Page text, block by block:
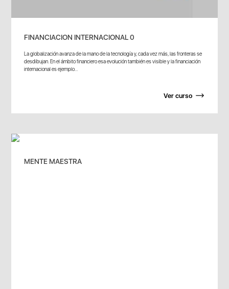
FINANCIACION INTERNACIONAL 0
La globalización avanza de la mano de la tecnología y, cada vez más, las fronteras se
desdibujan. En el ámbito financiero esa evolución también es visible y la financiación
internacional es ejemplo...
Ver curso
MENTE MAESTRA